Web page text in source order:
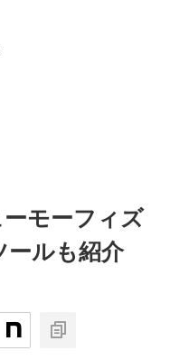
モーフィズ
ールも紹介